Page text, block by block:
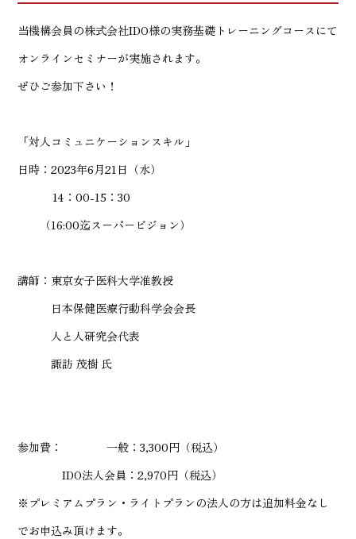
当機構会員の株式会社IDO様の実務基礎トレーニングコースにて
オンラインセミナーが実施されます。
ぜひご参加下さい！
「対人コミュニケーションスキル」
日時：2023年6月21日（水）
14：00-15：30
（16:00迄スーパービジョン）
講師：東京女子医科大学准教授
日本保健医療行動科学会会長
人と人研究会代表
諏訪 茂樹 氏
参加費： 一般：3,300円（税込）
IDO法人会員：2,970円（税込）
※プレミアムプラン・ライトプランの法人の方は追加料金なし
でお申込み頂けます。